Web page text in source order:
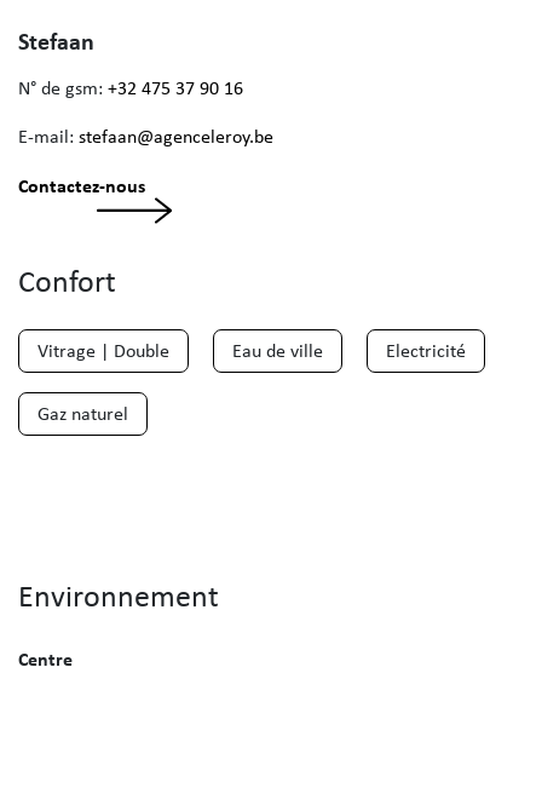
Stefaan
N° de gsm: +32 475 37 90 16
E-mail: stefaan@agenceleroy.be
Contactez-nous
Confort
Vitrage | Double Eau de ville Electricité
Gaz naturel
Environnement
Centre